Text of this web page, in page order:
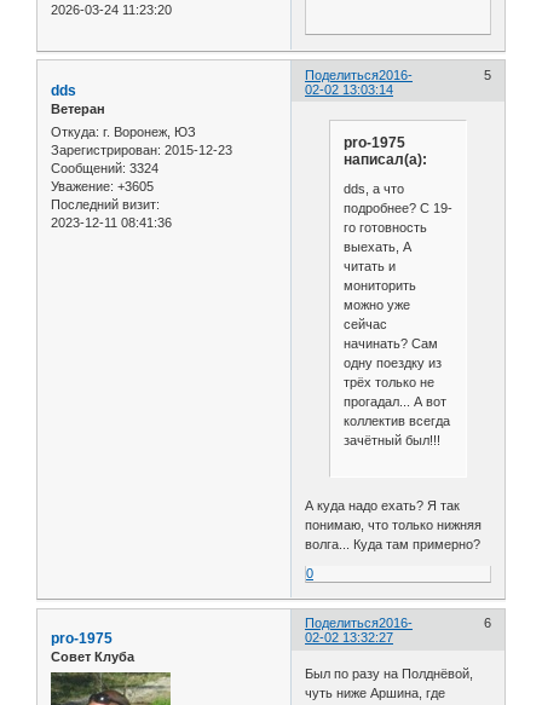
2026-03-24 11:23:20
Поделиться 5
2016-
02-02 13:03:14
dds
Ветеран
Откуда: г. Воронеж, ЮЗ
Зарегистрирован: 2015-12-23
Сообщений: 3324
Уважение: +3605
Последний визит:
2023-12-11 08:41:36
pro-1975
написал(а):
dds, а что
подробнее? С 19-
го готовность
выехать, А
читать и
мониторить
можно уже
сейчас
начинать? Сам
одну поездку из
трёх только не
прогадал... А вот
коллектив всегда
зачётный был!!!
А куда надо ехать? Я так
понимаю, что только нижняя
волга... Куда там примерно?
0
Поделиться 6
2016-
02-02 13:32:27
pro-1975
Совет Клуба
Был по разу на Полднёвой,
чуть ниже Аршина, где